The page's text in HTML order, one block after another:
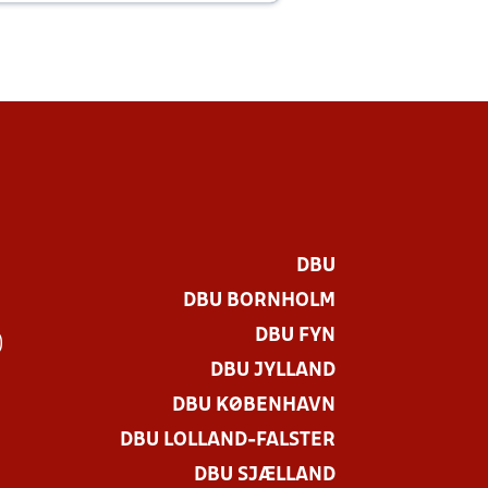
DBU
DBU BORNHOLM
DBU FYN
DBU JYLLAND
DBU KØBENHAVN
DBU LOLLAND-FALSTER
DBU SJÆLLAND